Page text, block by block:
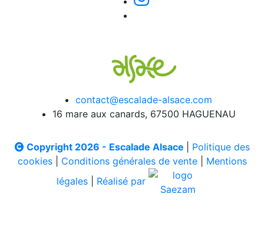
contact@escalade-alsace.com
16 mare aux canards, 67500 HAGUENAU
Copyright 2026 - Escalade Alsace
Politique des
cookies| Conditions générales de vente| Mentions
légales
Réalisé par